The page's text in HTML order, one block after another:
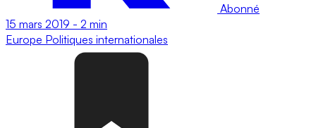
Abonné
15 mars 2019 - 2 min
Europe Politiques internationales